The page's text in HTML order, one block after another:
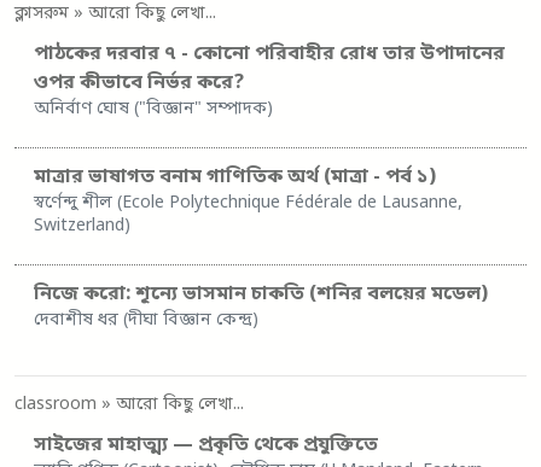
ক্লাসরুম » আরো কিছু লেখা...
পাঠকের দরবার ৭ - কোনো পরিবাহীর রোধ তার উপাদানের
ওপর কীভাবে নির্ভর করে?
অনির্বাণ ঘোষ ("বিজ্ঞান" সম্পাদক)
মাত্রার ভাষাগত বনাম গাণিতিক অর্থ (মাত্রা - পর্ব ১)
স্বর্ণেন্দু শীল (Ecole Polytechnique Fédérale de Lausanne,
Switzerland)
নিজে করো: শূন্যে ভাসমান চাকতি (শনির বলয়ের মডেল)
দেবাশীষ ধর (দীঘা বিজ্ঞান কেন্দ্র)
classroom » আরো কিছু লেখা...
সাইজের মাহাত্ম্য — প্রকৃতি থেকে প্রযুক্তিতে